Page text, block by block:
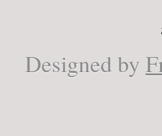
Designed by